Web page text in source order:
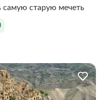
самую старую мечеть